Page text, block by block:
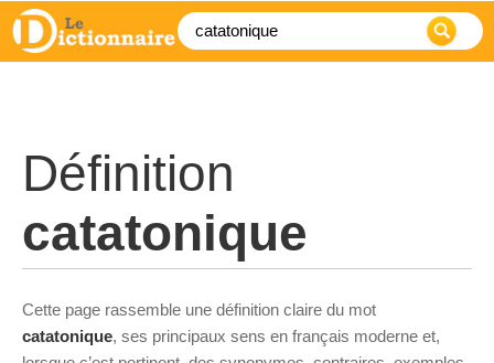
Définition
catatonique
Cette page rassemble une définition claire du mot
catatonique, ses principaux sens en français moderne et,